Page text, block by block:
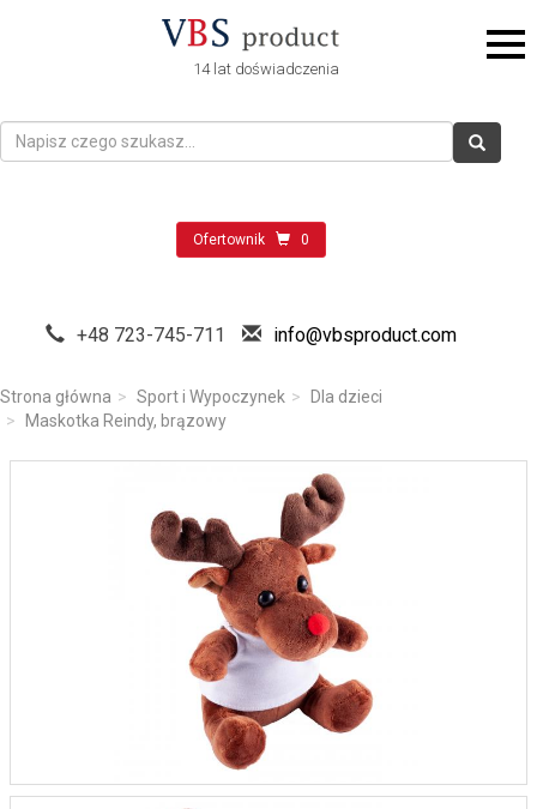
14 lat doświadczenia
Ofertownik 0
+48 723-745-711 info@vbsproduct.com
Strona główna Sport i Wypoczynek
Dla dzieci
Maskotka Reindy, brązowy